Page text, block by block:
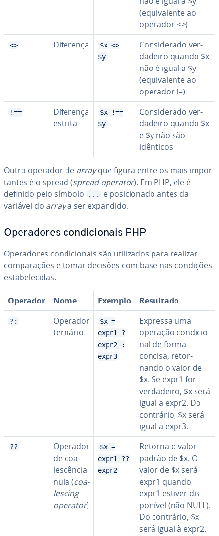
(equi­va­lente ao
operador <>)
<> Diferença
$x <>
$y
Con­si­de­rado ver­
da­deiro quando $x
não é igual a $y
(equi­va­lente ao
operador !=)
!==
Diferença
estrita
$x !==
$y
Con­si­de­rado ver­
da­deiro quando $x
e $y não são
idênticos
Outro operador de arrayque figura entre os mais im­por­
tan­tes é o spread (spread operator). Em PHP, ele é
definido pelo símbolo
...
e po­si­ci­o­nado antes da
variável do arraya ser expandido.
Ope­ra­do­res con­di­ci­o­nais PHP
Ope­ra­do­res con­di­ci­o­nais são uti­li­za­dos para realizar
com­pa­ra­ções e tomar decisões com base nas condições
es­ta­be­le­ci­das.
Operador Nome Exemplo Resultado
?:
Operador
ternário
$x =
expr1 ?
expr2 :
expr3
Expressa uma
operação con­di­ci­o­
nal de forma
concisa, re­tor­
nando o valor de
$x. Se expr1 for
ver­da­deiro, $x será
igual a expr2. Do
contrário, $x será
igual a expr3.
??
Operador
de co­a­
les­cên­cia
nula (co­a­
les­cing
operator)
$x =
expr1 ??
expr2
Retorna o valor
padrão de $x. O
valor de $x será
expr1 quando
expr1 estiver dis­
po­ní­vel (não NULL).
Do contrário, $x
será igual à expr2.